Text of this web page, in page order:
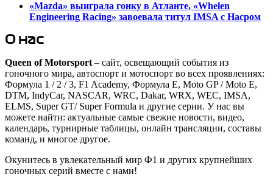
«Mazda» выиграла гонку в Атланте, «Whelen
Engineering Racing» завоевала титул IMSA с Насром
О нас
Queen of Motorsport – сайт, освещающий события из
гоночного мира, автоспорт и мотоспорт во всех проявлениях:
Формула 1 / 2 / 3, F1 Academy, Формула Е, Moto GP / Moto E,
DTM, IndyCar, NASCAR, WRC, Dakar, WRX, WEC, IMSA,
ELMS, Super GT/ Super Formula и другие серии. У нас вы
можете найти: актуальные самые свежие новости, видео,
календарь, турнирные таблицы, онлайн трансляции, составы
команд, и многое другое.
Окунитесь в увлекательный мир Ф1 и других крупнейших
гоночных серий вместе с нами!